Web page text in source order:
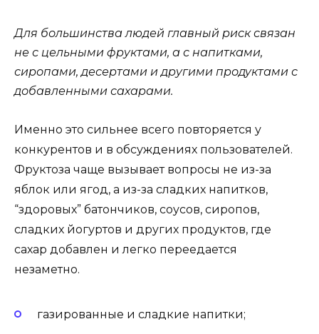
Для большинства людей главный риск связан
не с цельными фруктами, а с напитками,
сиропами, десертами и другими продуктами с
добавленными сахарами.
Именно это сильнее всего повторяется у
конкурентов и в обсуждениях пользователей.
Фруктоза чаще вызывает вопросы не из-за
яблок или ягод, а из-за сладких напитков,
“здоровых” батончиков, соусов, сиропов,
сладких йогуртов и других продуктов, где
сахар добавлен и легко переедается
незаметно.
газированные и сладкие напитки;